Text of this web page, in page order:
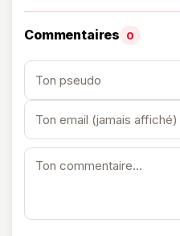
Commentaires 0